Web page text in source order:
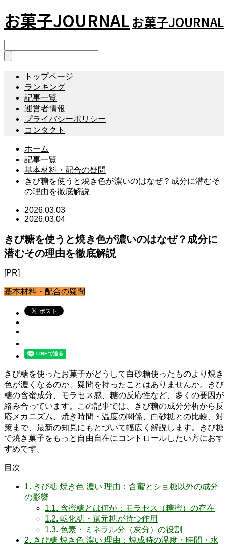
お菓子JOURNAL お菓子JOURNAL
トップページ
ランキング
記事一覧
運営者情報
プライバシーポリシー
コンタクト
ホーム
記事一覧
基本材料・配合の疑問
きび糖を使うと焼き色が濃いのはなぜ？成分に潜むそ
の理由を徹底解説
2026.03.03
2026.03.04
きび糖を使うと焼き色が濃いのはなぜ？成分に
潜むその理由を徹底解説
[PR]
基本材料・配合の疑問
きび糖を使ったお菓子がどうして白砂糖使ったものより焼き
色が濃くなるのか、疑問を持ったことはありませんか。きび
糖の含蜜成分、モラセス感、糖の反応性など、多くの要因が
絡み合っています。この記事では、きび糖の成分分析から反
応メカニズム、焼き時間・温度の関係、白砂糖との比較、対
策まで、最新の知見にもとづいて幅広く解説します。きび糖
で焼き菓子をもっと自由自在にコントロールしたい方におす
すめです。
目次
1. きび糖 焼き色 濃い 理由：含蜜とショ糖以外の成分
の影響
1.1. 含蜜糖とは何か：モラセス（糖蜜）の存在
1.2. 転化糖・還元糖が持つ作用
1.3. 色素・ミネラル分（灰分）の役割
2. きび糖 焼き色 濃い 理由：焼成時の温度・時間・水